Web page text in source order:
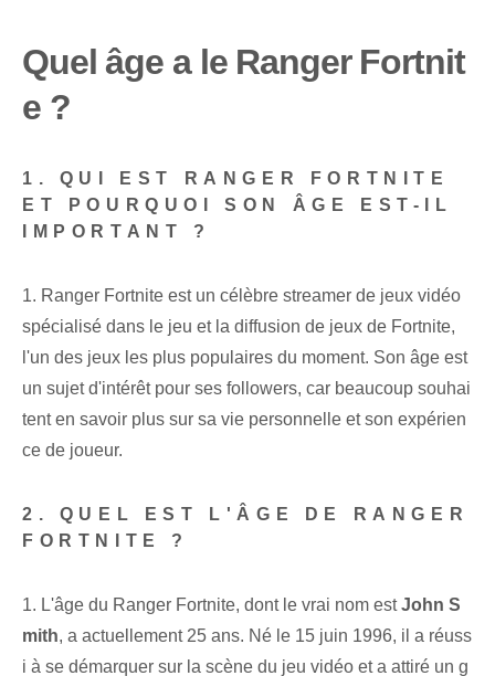
Quel âge a le Ranger Fortnit
e ?
1. QUI EST RANGER FORTNITE
ET POURQUOI SON ÂGE EST-IL
IMPORTANT ?
1. ⁢Ranger Fortnite est ‌un célèbre streamer de jeux vidéo ⁣
spécialisé dans le jeu et la diffusion⁢ de jeux de Fortnite,
l'un des jeux les plus populaires du moment. Son âge est
un sujet d'intérêt pour ses followers, car beaucoup souhai
tent en savoir plus sur sa vie personnelle et son expérien
ce de joueur.
2. QUEL EST L'ÂGE DE RANGER
FORTNITE ?
1. L'âge du Ranger Fortnite, dont le ⁤vrai nom⁤ estJohn S
mith, ⁢a actuellement 25 ⁢ans. Né le 15 juin 1996, il a réuss
i à se démarquer sur la scène du jeu vidéo et a attiré un g